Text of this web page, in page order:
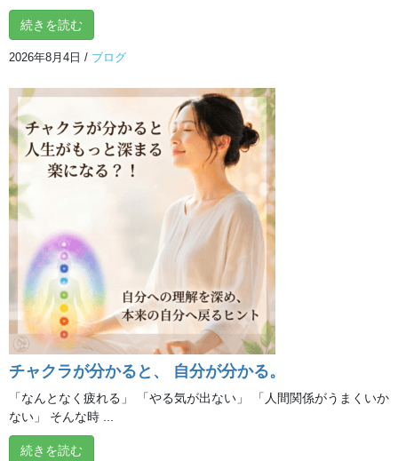
体がリラックス状態になり、伸ばしやすくなります。
お尻を左右に振ることで、単に伸ばすだけよりも筋肉がほぐれや
すくなります。
背筋、脇、肩、腰、もも裏（ハムストリングス）の緊張緩和やダ
イエットに役立ちます。
Let’s Try！
楽しんでされてみてください
続きを読む
2026年8月4日 / ブログ
チャクラが分かると、 自分が分かる。
「なんとなく疲れる」 「やる気が出ない」 「人間関係がうまくいか
ない」 そんな時 ...
続きを読む